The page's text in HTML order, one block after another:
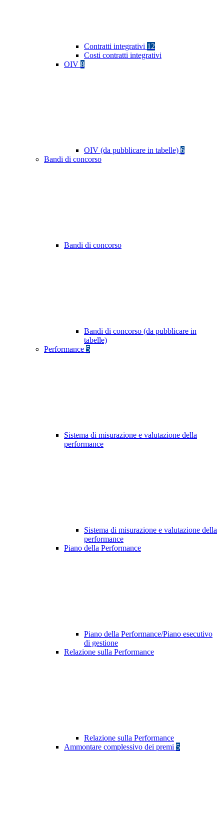
Contratti integrativi 12
Costi contratti integrativi
OIV 8
OIV (da pubblicare in tabelle) 6
Bandi di concorso
Bandi di concorso
Bandi di concorso (da pubblicare in
tabelle)
Performance 5
Sistema di misurazione e valutazione della
performance
Sistema di misurazione e valutazione della
performance
Piano della Performance
Piano della Performance/Piano esecutivo
di gestione
Relazione sulla Performance
Relazione sulla Performance
Ammontare complessivo dei premi 5